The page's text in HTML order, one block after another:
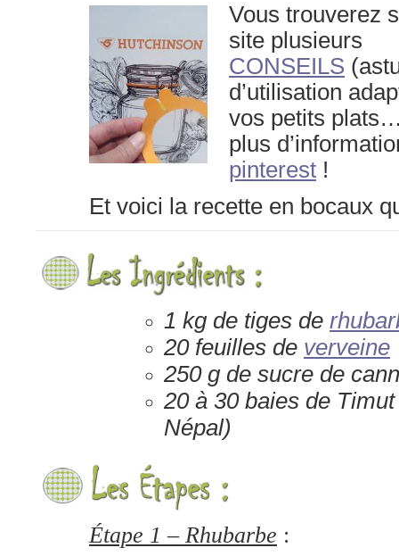
Vous trouverez
site plusieurs
CONSEILS
d’utilisation
vos petits
plus
pinterest !
Et voici la recette en bocaux
1 kg de tiges de
20 feuilles de verveine
250 g de sucre de
20 à 30 baies de
Népal)
Étape 1 – Rhubarbe :